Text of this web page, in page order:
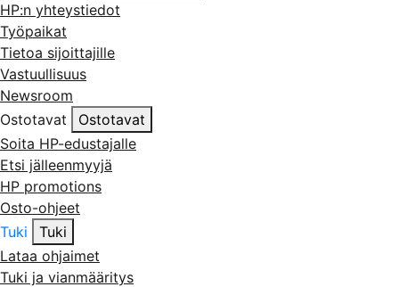
HP:n yhteystiedot
Työpaikat
Tietoa sijoittajille
Vastuullisuus
Newsroom
Ostotavat
Ostotavat
Soita HP-edustajalle
Etsi jälleenmyyjä
HP promotions
Osto-ohjeet
Tuki
Tuki
Lataa ohjaimet
Tuki ja vianmääritys